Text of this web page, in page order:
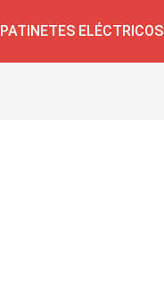
PATINETES ELÉCTRICOS